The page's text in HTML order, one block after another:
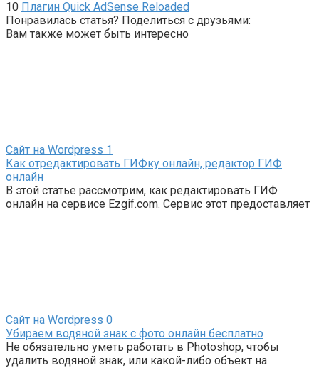
10 Плагин Quick AdSense Reloaded
Понравилась статья? Поделиться с друзьями:
Вам также может быть интересно
Сайт на Wordpress 1
Как отредактировать ГИФку онлайн, редактор ГИФ
онлайн
В этой статье рассмотрим, как редактировать ГИФ
онлайн на сервисе Ezgif.com. Сервис этот предоставляет
Сайт на Wordpress 0
Убираем водяной знак с фото онлайн бесплатно
Не обязательно уметь работать в Photoshop, чтобы
удалить водяной знак, или какой-либо объект на